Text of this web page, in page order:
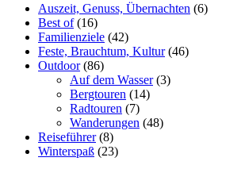
Auszeit, Genuss, Übernachten (6)
Best of(16)
Familienziele (42)
Feste, Brauchtum, Kultur(46)
Outdoor(86)
Auf dem Wasser(3)
Bergtouren (14)
Radtouren (7)
Wanderungen (48)
Reiseführer(8)
Winterspaß (23)